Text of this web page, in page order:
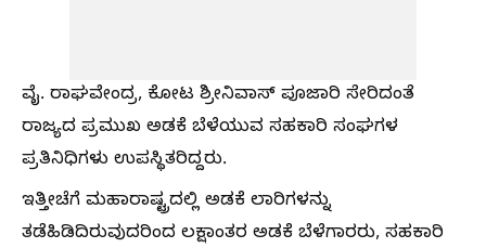
ವೈ. ರಾಘವೇಂದ್ರ, ಕೋಟ ಶ್ರೀನಿವಾಸ್ ಪೂಜಾರಿ ಸೇರಿದಂತೆ
ರಾಜ್ಯದ ಪ್ರಮುಖ ಅಡಕೆ ಬೆಳೆಯುವ ಸಹಕಾರಿ ಸಂಘಗಳ
ಪ್ರತಿನಿಧಿಗಳು ಉಪಸ್ಥಿತರಿದ್ದರು.
​ಇತ್ತೀಚೆಗೆ ಮಹಾರಾಷ್ಟ್ರದಲ್ಲಿ ಅಡಕೆ ಲಾರಿಗಳನ್ನು
ತಡೆಹಿಡಿದಿರುವುದರಿಂದ ಲಕ್ಷಾಂತರ ಅಡಕೆ ಬೆಳೆಗಾರರು, ಸಹಕಾರಿ